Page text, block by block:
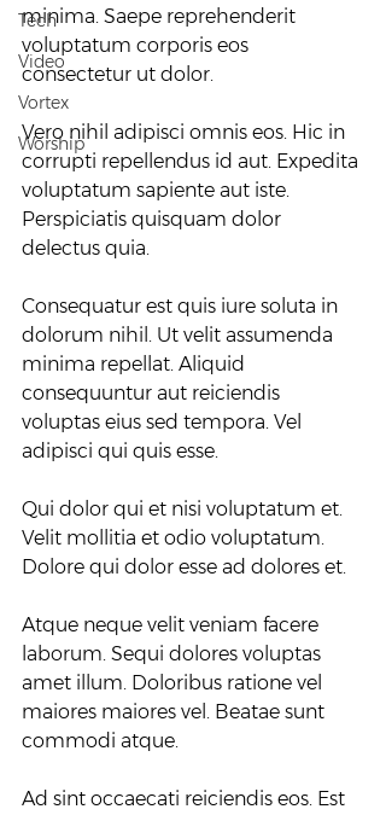
Tech
Video
Vortex
Worship
minima. Saepe reprehenderit
voluptatum corporis eos
consectetur ut dolor.
Vero nihil adipisci omnis eos. Hic in
corrupti repellendus id aut. Expedita
voluptatum sapiente aut iste.
Perspiciatis quisquam dolor
delectus quia.
Consequatur est quis iure soluta in
dolorum nihil. Ut velit assumenda
minima repellat. Aliquid
consequuntur aut reiciendis
voluptas eius sed tempora. Vel
adipisci qui quis esse.
Qui dolor qui et nisi voluptatum et.
Velit mollitia et odio voluptatum.
Dolore qui dolor esse ad dolores et.
Atque neque velit veniam facere
laborum. Sequi dolores voluptas
amet illum. Doloribus ratione vel
maiores maiores vel. Beatae sunt
commodi atque.
Ad sint occaecati reiciendis eos. Est